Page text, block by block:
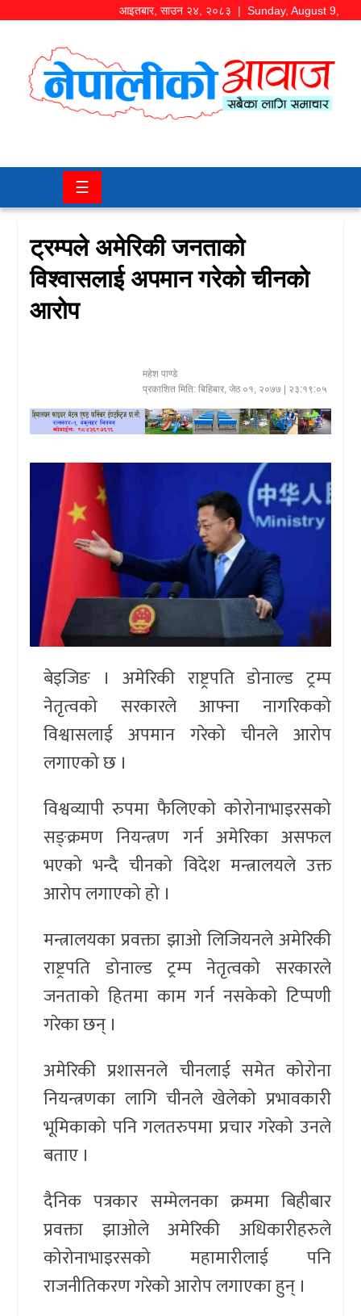
आइतबार, साउन २४, २०८३ | Sunday, August 9,
समाज/
चितवन
मनोरञ्जन
बजार
प्रदेश
प्रवास/
स्वास्थ्य/
विचार/
अन्तर्वार्ता
☰
ट्रम्पले अमेरिकी जनताको
विश्वासलाई अपमान गरेको चीनको
आरोप
महेश पाण्डे
प्रकाशित मिति: बिहिबार, जेठ ०१, २०७७ | २३:१९:०५
बेइजिङ । अमेरिकी राष्ट्रपति डोनाल्ड ट्रम्प
नेतृत्वको सरकारले आफ्ना नागरिकको
विश्वासलाई अपमान गरेको चीनले आरोप
लगाएको छ ।
विश्वव्यापी रुपमा फैलिएको कोरोनाभाइरसको
सङ्क्रमण नियन्त्रण गर्न अमेरिका असफल
भएको भन्दै चीनको विदेश मन्त्रालयले उक्त
आरोप लगाएको हो ।
मन्त्रालयका प्रवक्ता झाओ लिजियनले अमेरिकी
राष्ट्रपति डोनाल्ड ट्रम्प नेतृत्वको सरकारले
जनताको हितमा काम गर्न नसकेको टिप्पणी
गरेका छन् ।
अमेरिकी प्रशासनले चीनलाई समेत कोरोना
नियन्त्रणका लागि चीनले खेलेको प्रभावकारी
भूमिकाको पनि गलतरुपमा प्रचार गरेको उनले
बताए ।
दैनिक पत्रकार सम्मेलनका क्रममा बिहीबार
प्रवक्ता झाओले अमेरिकी अधिकारीहरुले
कोरोनाभाइरसको महामारीलाई पनि
राजनीतिकरण गरेको आरोप लगाएका हुन् ।